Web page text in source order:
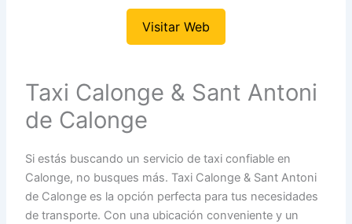
Visitar Web
Taxi Calonge & Sant Antoni
de Calonge
Si estás buscando un servicio de taxi confiable en
Calonge, no busques más. Taxi Calonge & Sant Antoni
de Calonge es la opción perfecta para tus necesidades
de transporte. Con una ubicación conveniente y un